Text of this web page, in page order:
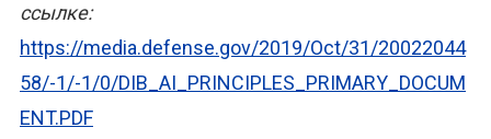
ссылке:
https://media.defense.gov/2019/Oct/31/20022044
58/-1/-1/0/DIB_AI_PRINCIPLES_PRIMARY_DOCUM
ENT.PDF